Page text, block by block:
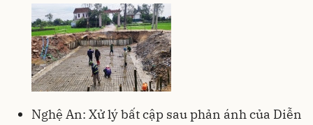
Nghệ An: Xử lý bất cập sau phản ánh của Diễn